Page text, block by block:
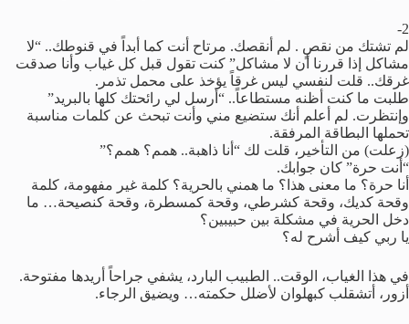
2-
لم تشتك من نقصٍ . لم أنقصك. مرتاح أنت كما أبداً في قنوطك.. “لا
مشاكل إذا قررنا أن لا مشاكل” كنت تقول قبل كل غياب وأنا صدقت
غرقك.. قلت لنفسي ليس غرقاً يؤخذ على محمل تذمر.
طلبت ما كنت أظنه مستطاعاً.. “أرسل لي رائحتك كلها بالبريد”
وإنتظرت. لم أعلم أنك ستضيع مني وأنت تبحث عن كلمات مناسبة
تحملها البطاقة المرفقة.
(زعلت) من التأخير، قلت لك “أنا ذاهبة.. همم؟ همم؟”
“أنت حرة” كان جوابك.
أنا حرة؟ ما معنى هذا؟ ما همني بالحرية؟ كلمة غير مفهومة، كلمة
وقحة كديك، وقحة كشرطي، وقحة كمسطرة، وقحة كنصيحة… ما
دخل الحرية في مشكلة بين حبيبين؟
يا ربي كيف أشرح له؟
في هذا الغياب، الوقت.. الطبيب البارد، يشفي جراحاً أريدها مفتوحة.
أزور، أتشقلب كبهلوان لأضلل حكمته… ويضيق الرجاء.